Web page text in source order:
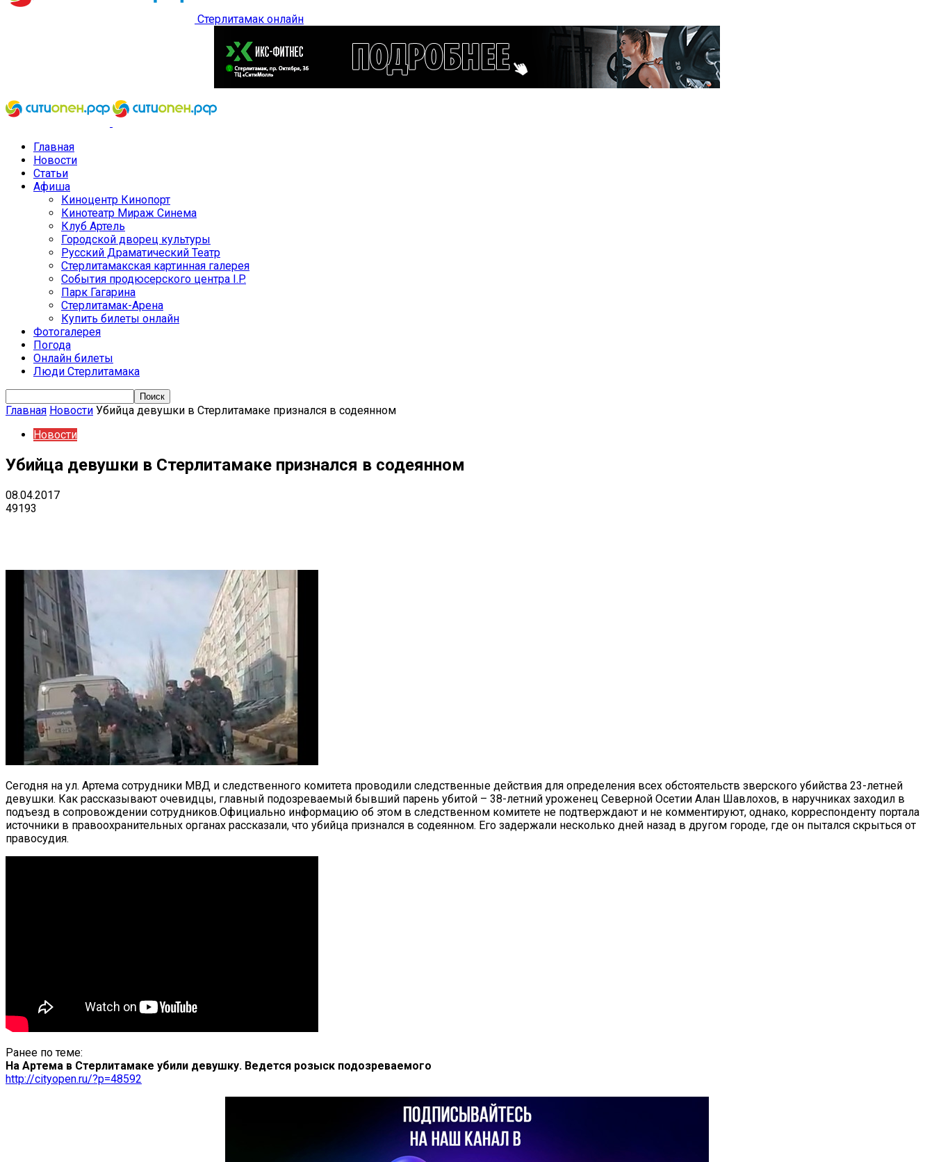
Стерлитамак онлайн
Главная
Новости
Статьи
Афиша
Киноцентр Кинопорт
Кинотеатр Мираж Синема
Клуб Артель
Городской дворец культуры
Русский Драматический Театр
Стерлитамакская картинная галерея
События продюсерского центра I.P.
Парк Гагарина
Стерлитамак-Арена
Купить билеты онлайн
Фотогалерея
Погода
Онлайн билеты
Люди Стерлитамака
Главная Новости Убийца девушки в Стерлитамаке признался в содеянном
Новости
Убийца девушки в Стерлитамаке признался в содеянном
08.04.2017
49193
Сегодня на ул. Артема сотрудники МВД и следственного комитета проводили следственные действия для определения всех обстоятельств зверского убийства 23-летней
девушки. Как рассказывают очевидцы, главный подозреваемый бывший парень убитой – 38-летний уроженец Северной Осетии Алан Шавлохов, в наручниках заходил в
подъезд в сопровождении сотрудников.Официально информацию об этом в следственном комитете не подтверждают и не комментируют, однако, корреспонденту портала
источники в правоохранительных органах рассказали, что убийца признался в содеянном. Его задержали несколько дней назад в другом городе, где он пытался скрыться от
правосудия.
Ранее по теме:
На Артема в Стерлитамаке убили девушку. Ведется розыск подозреваемого
http://cityopen.ru/?p=48592